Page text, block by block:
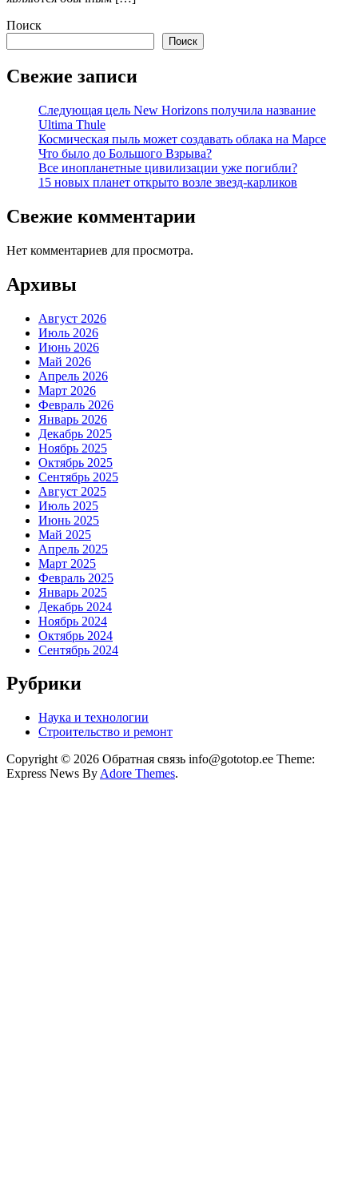
Поиск
Поиск
Свежие записи
Следующая цель New Horizons получила название
Ultima Thule
Космическая пыль может создавать облака на Марсе
Что было до Большого Взрыва?
Все инопланетные цивилизации уже погибли?
15 новых планет открыто возле звезд-карликов
Свежие комментарии
Нет комментариев для просмотра.
Архивы
Август 2026
Июль 2026
Июнь 2026
Май 2026
Апрель 2026
Март 2026
Февраль 2026
Январь 2026
Декабрь 2025
Ноябрь 2025
Октябрь 2025
Сентябрь 2025
Август 2025
Июль 2025
Июнь 2025
Май 2025
Апрель 2025
Март 2025
Февраль 2025
Январь 2025
Декабрь 2024
Ноябрь 2024
Октябрь 2024
Сентябрь 2024
Рубрики
Наука и технологии
Строительство и ремонт
Copyright © 2026 Обратная связь info@gototop.ee Theme:
Express News By Adore Themes.